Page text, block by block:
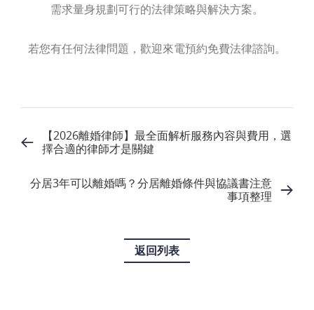
需求量身規劃可行的法律策略與解決方案。
若您有任何法律問題，歡迎來電預約免費法律諮詢。
【2026離婚律師】最全面解析服務內容與費用，選
擇合適的律師才是關鍵
分居3年可以離婚嗎？分居離婚條件與協議書注意
事項整理
返回列表